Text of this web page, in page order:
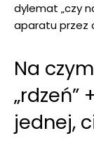
dylemat „czy
aparatu przez
Na
„rdzeń”
jednej,